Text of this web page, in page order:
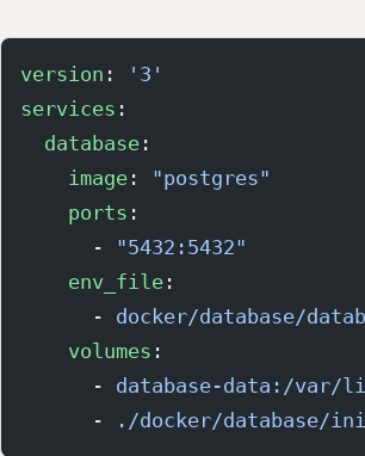
version :
'3'
services :
  database
:
    image
: "postgres"
    ports
:
      -
"5432:5432"
    env_file
:
      -
docker/database/
    volumes
:
      -
database-data:/var/
      -
./docker/database/